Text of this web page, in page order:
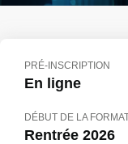
PRÉ-INSCRIPTION
En ligne
DÉBUT DE LA
Rentrée 2026